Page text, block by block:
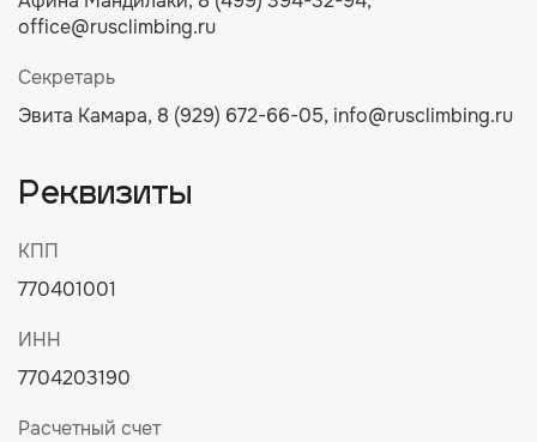
office@rusclimbing.ru
Секретарь
Эвита Камара, 8 (929) 672-66-05, info@rusclimbing.ru
Реквизиты
КПП
770401001
ИНН
7704203190
Расчетный счет